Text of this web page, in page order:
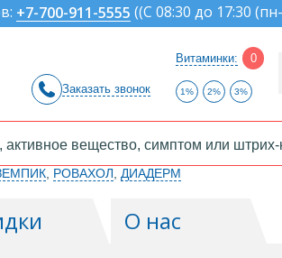
+7-700-911-5555 ((С 08:30 до 17:30
Заказать звонок
Витаминки: 0
1% 2% 3%
РОВАХОЛ ДИАДЕРМ
О нас